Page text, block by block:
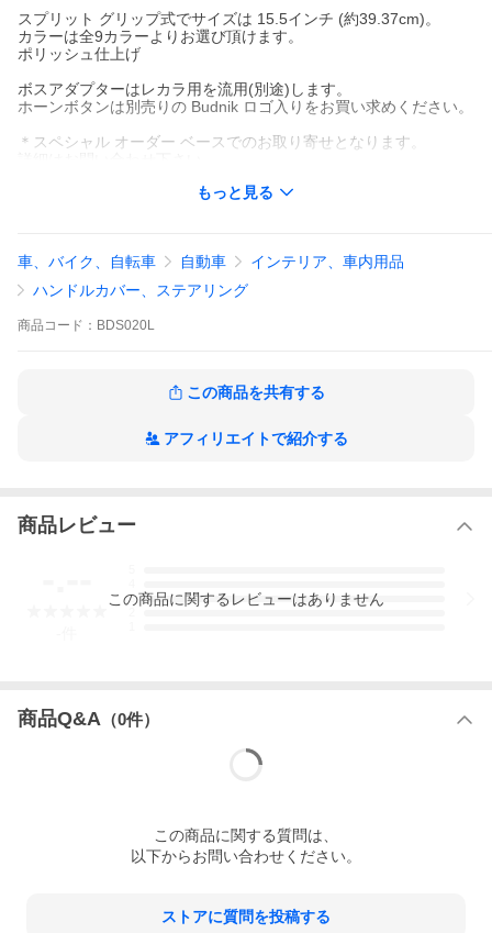
スプリット グリップ式でサイズは 15.5インチ (約39.37cm)。
カラーは全9カラーよりお選び頂けます。
ポリッシュ仕上げ
ボスアダプターはレカラ用を流用(別途)します。
ホーンボタンは別売りの Budnik ロゴ入りをお買い求めください。
＊スペシャル オーダー ベースでのお取り寄せとなります。
また、納期に関しましてもお取り寄せになります。お問い合わせ
下さい。
ホーンボタンのデザインは、入荷時期により異なる場合がござい
ます。あらかじめご了承ください。現在のデザインは、
もっと見る
車、バイク、自転車 自動車
インテリア、車内用品
ハンドルカバー、ステアリング
商品 コード： BDS020L
この商品を共有する
アフィリエイトで紹介する
商品レビュー
3
この商品に関するレビューはありません
商品Q&A （0件）
この商品に関する質問は、
以下からお問い合わせください。
ストアに質問を投稿する